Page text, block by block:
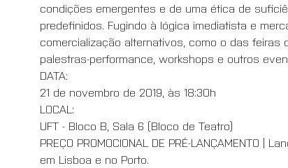
condições emergentes e de uma ética de
predefinidos. Fugindo à lógica imediatista e
comercialização alternativos, como o das
palestras-performance, workshops e outros
DATA:
21 de novembro de 2019, às 18:30h
LOCAL:
UFT - Bloco B, Sala 6 (Bloco de Teatro)
PREÇO PROMOCIONAL DE PRÉ-
em Lisboa e no Porto.